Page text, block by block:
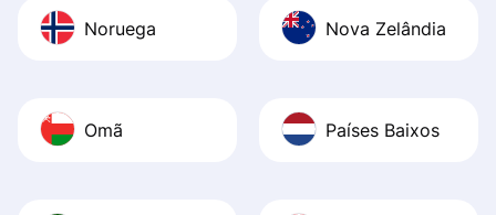
Noruega Nova Zelândia
Omã Países Baixos